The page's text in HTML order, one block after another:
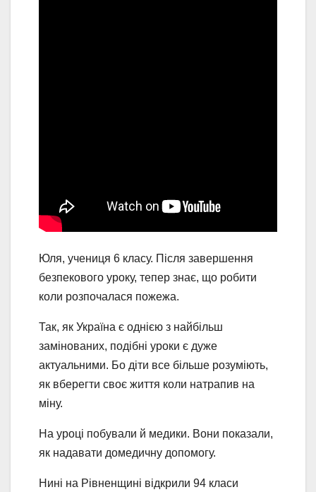
Юля, учениця 6 класу. Після завершення
безпекового уроку, тепер знає, що робити
коли розпочалася пожежа.
Так, як Україна є однією з найбільш
замінованих, подібні уроки є дуже
актуальними. Бо діти все більше розуміють,
як вберегти своє життя коли натрапив на
міну.
На уроці побували й медики. Вони показали,
як надавати домедичну допомогу.
Нині на Рівненщині відкрили 94 класи